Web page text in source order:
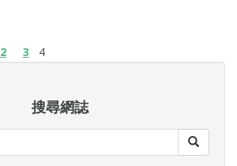
2 3 4
搜尋網誌